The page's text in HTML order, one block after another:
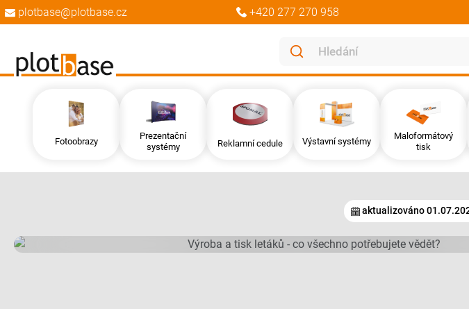
plotbase@plotbase.cz +420 277 270 958
Fotoobrazy
Prezentační
systémy
Reklamní cedule Výstavní systémy
Maloformátový
tisk
aktualizováno
Výroba a tisk letáků - co všechno
vědět?
Co všechno byste měli vědět o výrobě a tisku letáků? Toto je shrnutí nejzákladnějších